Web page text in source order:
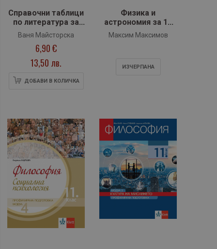
Справочни таблици
по литература за
матура - 11. и 12.
клас (БГ Учебник)
Ваня Майсторска
6,90 €
13,50 лв.
ДОБАВИ В КОЛИЧКА
Физика и
астрономия за 11
клас (модул 1 за ПП
Максим Максимов
ИЗЧЕРПАНA